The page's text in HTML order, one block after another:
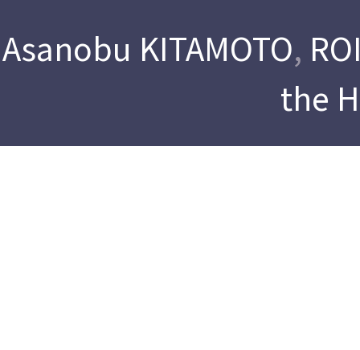
Asanobu KITAMOTO,
the